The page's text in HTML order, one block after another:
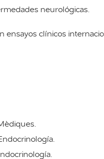
neurológicas.
ensayos clínicos